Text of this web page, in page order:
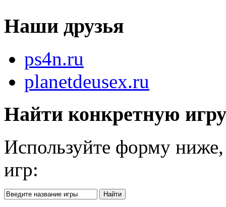
Наши друзья
ps4n.ru
planetdeusex.ru
Найти конкретную
Используйте форму
игр: